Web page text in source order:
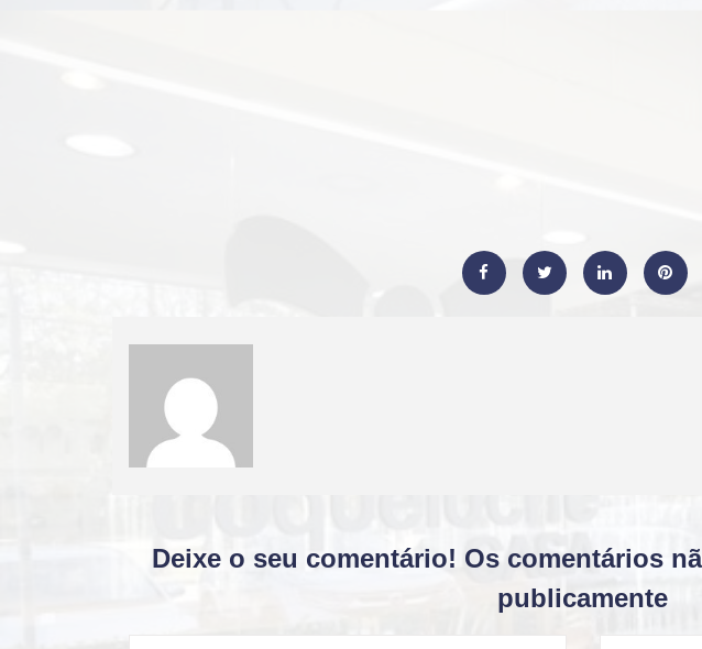
Deixe o seu comentário! Os comentários
publicamente